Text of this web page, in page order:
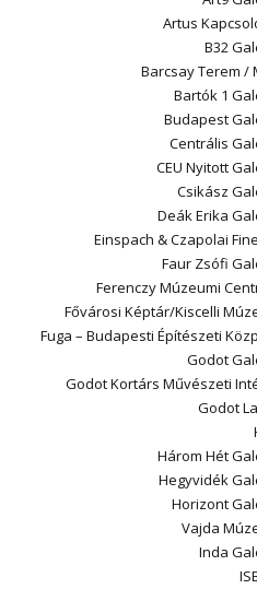
Artus
B32
Barcsay Terem /
Bartók 1
Budapest
Centrális
CEU Nyitott
Csikász
Deák Erika
Einspach & Czapolai
Faur Zsófi
Ferenczy Múzeumi
Fővárosi Képtár/Kiscelli
Fuga – Budapesti Építészeti
Godot
Godot Kortárs Művészeti
Godot
Három Hét
Hegyvidék
Horizont
Vajda
Inda